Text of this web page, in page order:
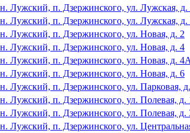
Лужский, п. Дзержинского, ул. Лужская, д.
Лужский, п. Дзержинского, ул. Лужская, д.
Лужский, п. Дзержинского, ул. Новая, д. 2
Лужский, п. Дзержинского, ул. Новая, д. 4
Лужский, п. Дзержинского, ул. Новая, д. 4А
Лужский, п. Дзержинского, ул. Новая, д. 6
Лужский, п. Дзержинского, ул. Парковая,
Лужский, п. Дзержинского, ул. Полевая, д.
Лужский, п. Дзержинского, ул. Полевая, д.
Лужский, п. Дзержинского, ул.